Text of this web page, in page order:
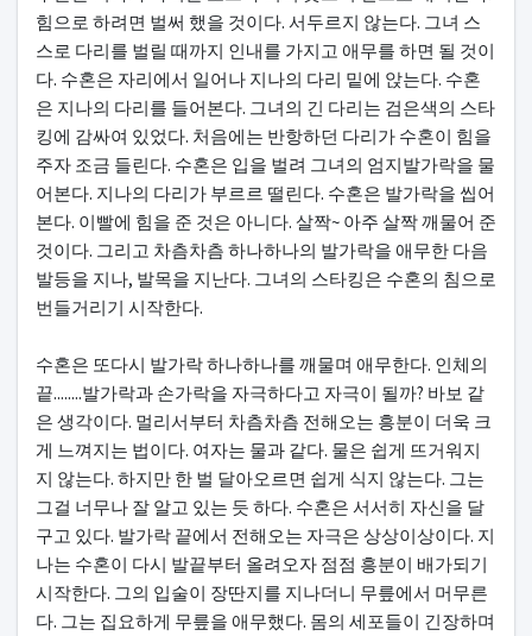
힘으로 하려면 벌써 했을 것이다. 서두르지 않는다. 그녀 스
스로 다리를 벌릴 때까지 인내를 가지고 애무를 하면 될 것이
다. 수혼은 자리에서 일어나 지나의 다리 밑에 앉는다. 수혼
은 지나의 다리를 들어본다. 그녀의 긴 다리는 검은색의 스타
킹에 감싸여 있었다. 처음에는 반항하던 다리가 수혼이 힘을
주자 조금 들린다. 수혼은 입을 벌려 그녀의 엄지발가락을 물
어본다. 지나의 다리가 부르르 떨린다. 수혼은 발가락을 씹어
본다. 이빨에 힘을 준 것은 아니다. 살짝~ 아주 살짝 깨물어 준
것이다. 그리고 차츰차츰 하나하나의 발가락을 애무한 다음
발등을 지나, 발목을 지난다. 그녀의 스타킹은 수혼의 침으로
번들거리기 시작한다.
수혼은 또다시 발가락 하나하나를 깨물며 애무한다. 인체의
끝........발가락과 손가락을 자극하다고 자극이 될까? 바보 같
은 생각이다. 멀리서부터 차츰차츰 전해오는 흥분이 더욱 크
게 느껴지는 법이다. 여자는 물과 같다. 물은 쉽게 뜨거워지
지 않는다. 하지만 한 벌 달아오르면 쉽게 식지 않는다. 그는
그걸 너무나 잘 알고 있는 듯 하다. 수혼은 서서히 자신을 달
구고 있다. 발가락 끝에서 전해오는 자극은 상상이상이다. 지
나는 수혼이 다시 발끝부터 올려오자 점점 흥분이 배가되기
시작한다. 그의 입술이 장딴지를 지나더니 무릎에서 머무른
다. 그는 집요하게 무릎을 애무했다. 몸의 세포들이 긴장하며